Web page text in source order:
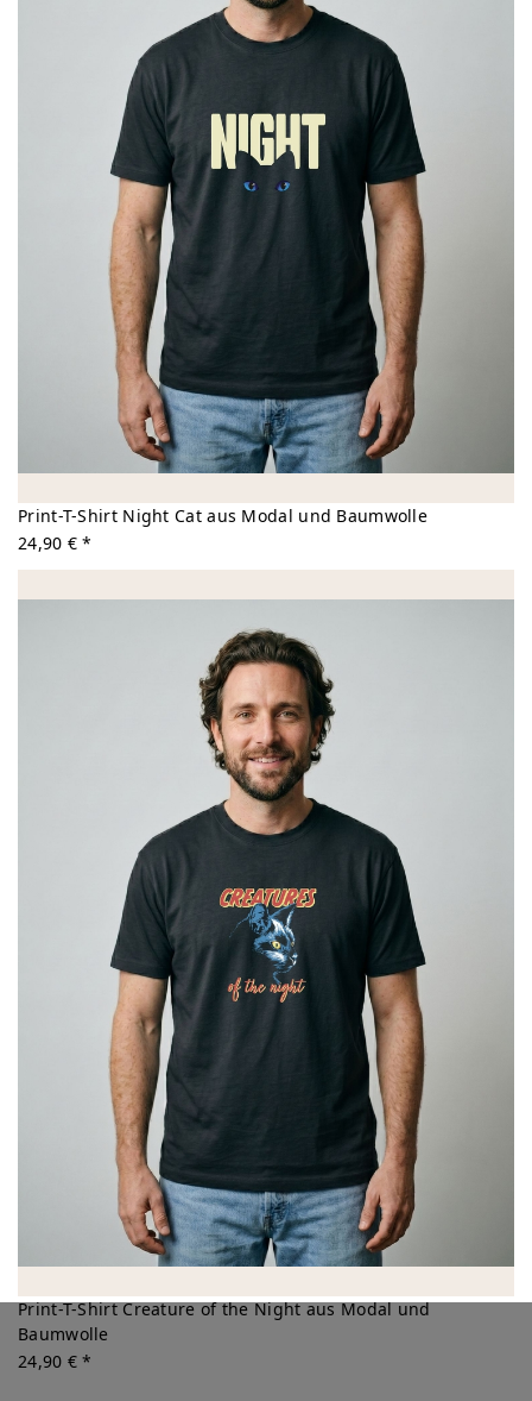
Print-T-Shirt Night Cat aus Modal und Baumwolle
24,90 € *
Print-T-Shirt Creature of the Night aus Modal und
Baumwolle
24,90 € *